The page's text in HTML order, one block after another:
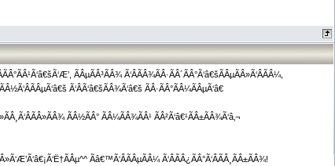
ÃÂµÃÂ³ÃÂ¾ Ã‘ÂÃÂ¾ÃÂ·ÃÂ´ÃÂ°Ã‘â€šÃÂµÃÂ»Ã‘ÂÃÂ¼,
Ã‘ÂÃ‘â€šÃÂ¾Ã‘â€š ÃÂ·ÃÂ°ÃÂ¼ÃÂµÃ‘â€
ÃÂ½ÃÂ° ÃÂ¼ÃÂ¾ÃÂ¹ ÃÂ²Ã‘â€¹ÃÂ±ÃÂ¾Ã‘â‚¬
Ãâ€™Ã‘ÂÃÂµÃÂ¼ Ã‘ÂÃÂ¿ÃÂ°Ã‘ÂÃÂ¸ÃÂ±ÃÂ¾!